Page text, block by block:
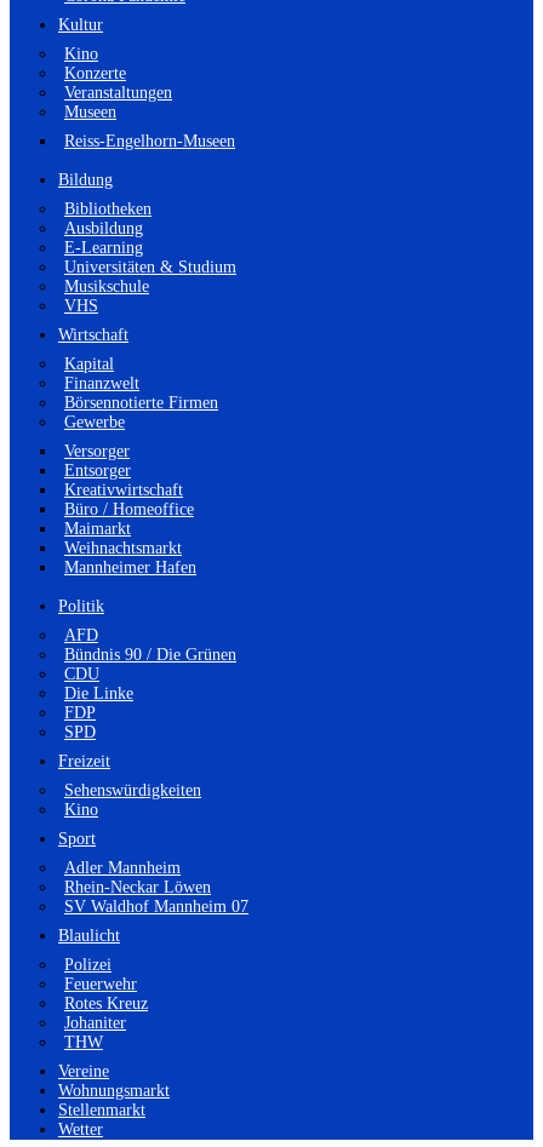
Kultur
Kino
Konzerte
Veranstaltungen
Museen
Reiss-Engelhorn-Museen
Bildung
Bibliotheken
Ausbildung
E-Learning
Universitäten & Studium
Musikschule
VHS
Wirtschaft
Kapital
Finanzwelt
Börsennotierte Firmen
Gewerbe
Versorger
Entsorger
Kreativwirtschaft
Büro / Homeoffice
Maimarkt
Weihnachtsmarkt
Mannheimer Hafen
Politik
AFD
Bündnis 90 / Die Grünen
CDU
Die Linke
FDP
SPD
Freizeit
Sehenswürdigkeiten
Kino
Sport
Adler Mannheim
Rhein-Neckar Löwen
SV Waldhof Mannheim 07
Blaulicht
Polizei
Feuerwehr
Rotes Kreuz
Johaniter
THW
Vereine
Wohnungsmarkt
Stellenmarkt
Wetter